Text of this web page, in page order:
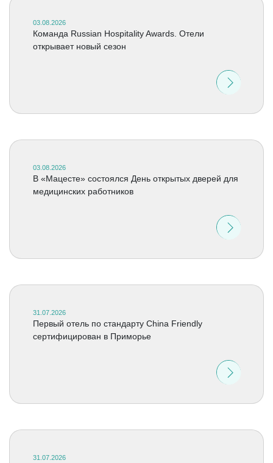
03.08.2026
Команда Russian Hospitality Awards. Отели
открывает новый сезон
03.08.2026
В «Мацесте» состоялся День открытых дверей для
медицинских работников
31.07.2026
Первый отель по стандарту China Friendly
сертифицирован в Приморье
31.07.2026